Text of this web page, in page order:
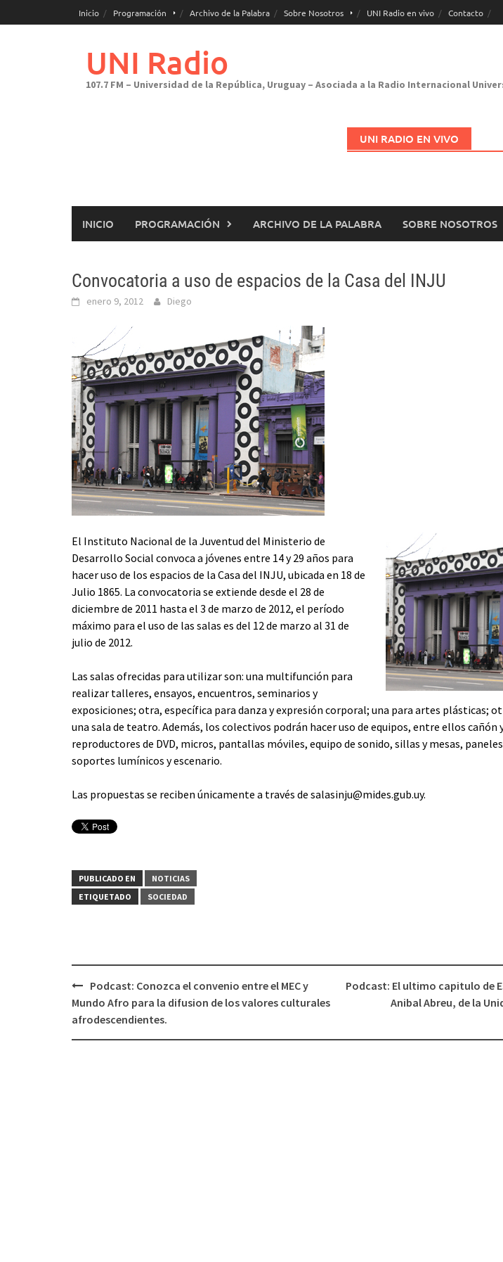
al
Inicio Programación Archivo de la Palabra Sobre Nosotros UNI Radio en vivo Contacto
UNI Radio
107.7 FM – Universidad de la República, Uruguay – Asociada a la Radio Internacional
UNI RADIO EN VIVO
INICIO PROGRAMACIÓN ARCHIVO DE LA PALABRA SOBRE NOSOTROS
Convocatoria a uso de espacios de la Casa del INJU
enero 9, 2012 Diego
El Instituto Nacional de la Juventud del Ministerio de
Desarrollo Social convoca a jóvenes entre 14 y 29 años para
hacer uso de los espacios de la Casa del INJU, ubicada en 18 de
Julio 1865. La convocatoria se extiende desde el 28 de
diciembre de 2011 hasta el 3 de marzo de 2012, el período
máximo para el uso de las salas es del 12 de marzo al 31 de
julio de 2012.
Las salas ofrecidas para utilizar son: una multifunción para
realizar talleres, ensayos, encuentros, seminarios y
exposiciones; otra, específica para danza y expresión corporal; una para artes plásticas;
una sala de teatro. Además, los colectivos podrán hacer uso de equipos, entre ellos cañón
reproductores de DVD, micros, pantallas móviles, equipo de sonido, sillas y mesas,
soportes lumínicos y escenario.
Las propuestas se reciben únicamente a través de salasinju@mides.gub.uy.
PUBLICADO EN
NOTICIAS
ETIQUETADO
SOCIEDAD
Navegación
de
Podcast: Conozca el convenio entre el MEC y
Mundo Afro para la difusion de los valores culturales
afrodescendientes.
Podcast: El ultimo capitulo de
Anibal Abreu, de la